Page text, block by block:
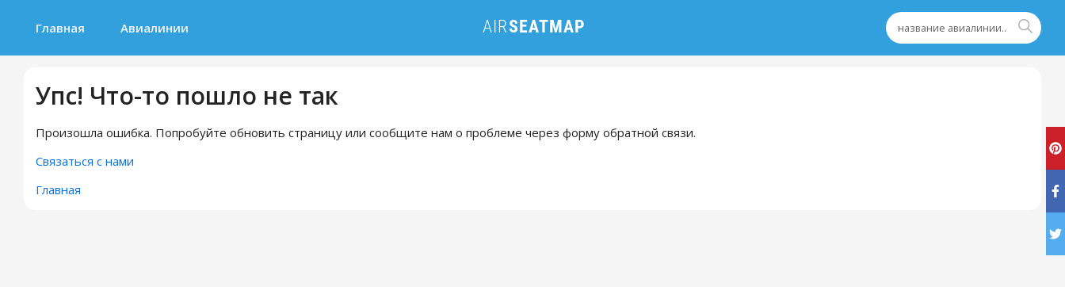
Главная Авиалинии
Упс! Что-то пошло не так
Произошла ошибка. Попробуйте обновить страницу или сообщите нам о проблеме через форму обратной связи.
Связаться с нами
Главная